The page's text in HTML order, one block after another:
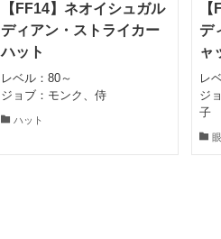
【FF14】ネオイシュガル
ディアン・ストライカー
ハット
レベル：80～
ジョブ：モンク、侍
ハット
デ
ャ
レ
ジ
子